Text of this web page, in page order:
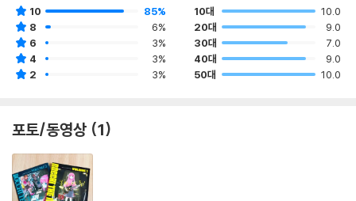
10
85%
8
6%
6
3%
4
3%
2
3%
10대
10.0
20대
9.0
30대
7.0
40대
9.0
50대
10.0
포토/동영상 (1)